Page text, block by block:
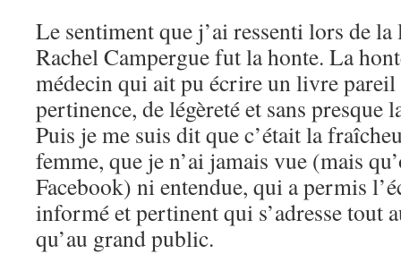
Le sentiment que j’ai ressenti lors de
Rachel Campergue fut la honte. La
médecin qui ait pu écrire un livre pareil
pertinence, de légèreté et sans
Puis je me suis dit que c’était la
femme, que je n’ai jamais vue (mais
Facebook) ni entendue, qui a permis
informé et pertinent qui s’adresse tout
qu’au grand public.